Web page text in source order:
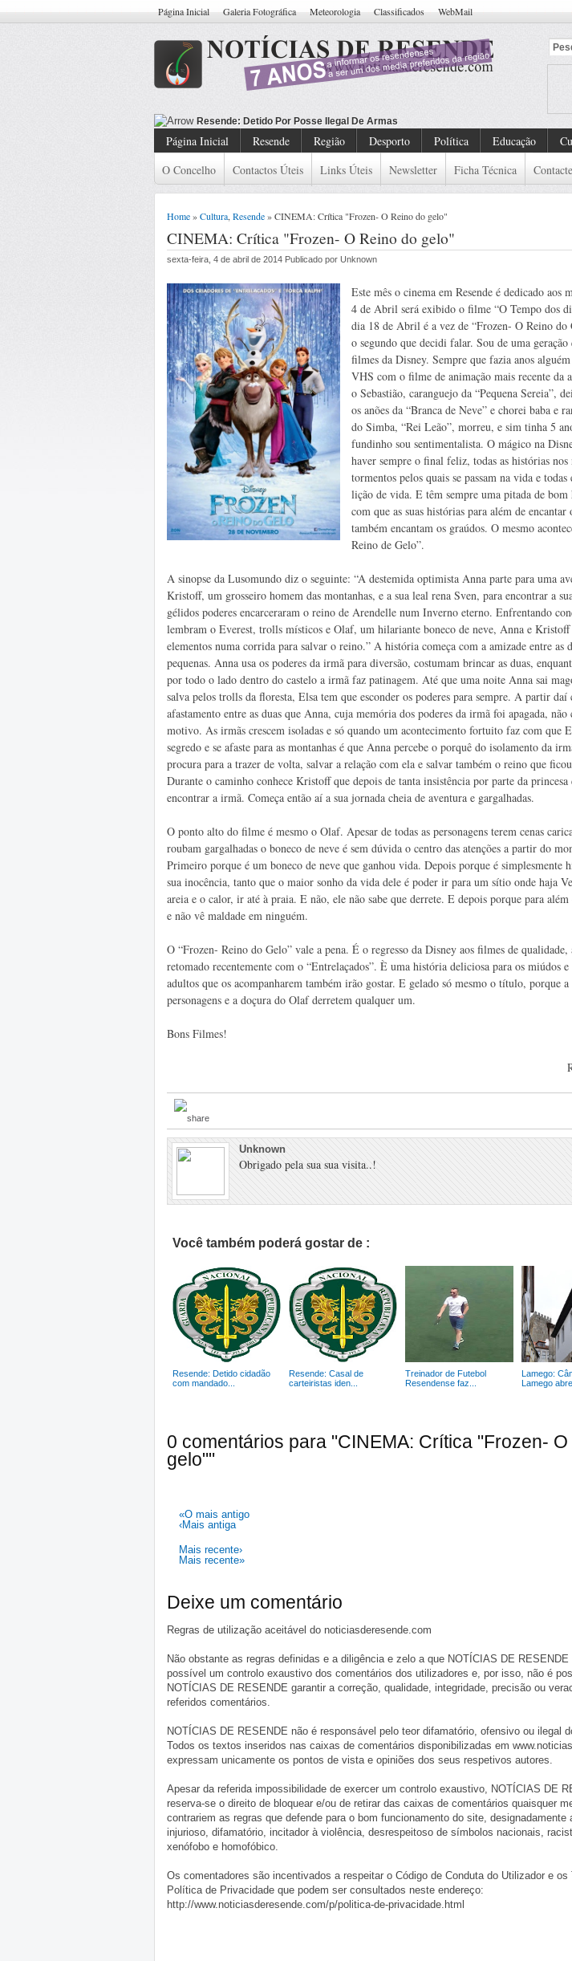
Página Inicial Galeria Fotográfica Meteorologia Classificados WebMail
Resende: D
Página Inicial Resende Região Desporto Política Educação
O Concelho
Contactos Úteis Links Úteis Newsletter Ficha Técnica
Home»Cultura Resende» CINEMA: Crítica "Frozen- O Reino do gelo"
CINEMA: Crítica "Frozen- O Reino do gelo"
sexta-feira, 4 de abril de 2014 Publicado por Unknown
Este mês o cinema em Resende é dedicado aos
4 de Abril será exibido o filme “O Tempo dos
dia 18 de Abril é a vez de “Frozen- O Reino do
o segundo que decidi falar. Sou de uma geração
filmes da Disney. Sempre que fazia anos
VHS com o filme de animação mais recente da
o Sebastião, caranguejo da “Pequena Sereia”,
os anões da “Branca de Neve” e chorei baba e
do Simba, “Rei Leão”, morreu, e sim tinha 5
fundinho sou sentimentalista. O mágico na
haver sempre o final feliz, todas as histórias nos
tormentos pelos quais se passam na vida e todas
lição de vida. E têm sempre uma pitada de
com que as suas histórias para além de encantar
também encantam os graúdos. O mesmo
Reino de Gelo”.
A sinopse da Lusomundo diz o seguinte: “A destemida optimista Anna parte para uma
Kristoff, um grosseiro homem das montanhas, e a sua leal rena Sven, para encontrar a
gélidos poderes encarceraram o reino de Arendelle num Inverno eterno. Enfrentando
lembram o Everest, trolls místicos e Olaf, um hilariante boneco de neve, Anna e
elementos numa corrida para salvar o reino.” A história começa com a amizade entre as
pequenas. Anna usa os poderes da irmã para diversão, costumam brincar as duas,
por todo o lado dentro do castelo a irmã faz patinagem. Até que uma noite Anna sai
salva pelos trolls da floresta, Elsa tem que esconder os poderes para sempre. A partir daí
afastamento entre as duas que Anna, cuja memória dos poderes da irmã foi apagada, não
motivo. As irmãs crescem isoladas e só quando um acontecimento fortuito faz com que
segredo e se afaste para as montanhas é que Anna percebe o porquê do isolamento da
procura para a trazer de volta, salvar a relação com ela e salvar também o reino que
Durante o caminho conhece Kristoff que depois de tanta insistência por parte da princesa
encontrar a irmã. Começa então aí a sua jornada cheia de aventura e gargalhadas.
O ponto alto do filme é mesmo o Olaf. Apesar de todas as personagens terem cenas
roubam gargalhadas o boneco de neve é sem dúvida o centro das atenções a partir do
Primeiro porque é um boneco de neve que ganhou vida. Depois porque é simplesmente
sua inocência, tanto que o maior sonho da vida dele é poder ir para um sítio onde haja
areia e o calor, ir até à praia. E não, ele não sabe que derrete. E depois porque para
e não vê maldade em ninguém.
O “Frozen- Reino do Gelo” vale a pena. É o regresso da Disney aos filmes de
retomado recentemente com o “Entrelaçados”. È uma história deliciosa para os miúdos e
adultos que os acompanharem também irão gostar. E gelado só mesmo o título, porque a
personagens e a doçura do Olaf derretem qualquer um.
Bons Filmes!
Unknown
Obrigado pela sua sua visita..!
Você também poderá gostar de :
Resende: Detido cidadão
com mandado...
Resende: Casal de
carteiristas iden...
Treinador de Futebol
Resendense faz...
Lamego:
Lamego abre
0 comentários para "CINEMA: Crítica "Frozen-
gelo""
«O mais antigo
‹Mais antiga
Mais recente›
Mais recente»
Deixe um comentário
Regras de utilização aceitável do noticiasderesende.com
Não obstante as regras definidas e a diligência e zelo a que NOTÍCIAS DE
possível um controlo exaustivo dos comentários dos utilizadores e, por isso, não é
NOTÍCIAS DE RESENDE garantir a correção, qualidade, integridade, precisão ou
referidos comentários.
NOTÍCIAS DE RESENDE não é responsável pelo teor difamatório, ofensivo ou ilegal
Todos os textos inseridos nas caixas de comentários disponibilizadas em
expressam unicamente os pontos de vista e opiniões dos seus respetivos autores.
Apesar da referida impossibilidade de exercer um controlo exaustivo, NOTÍCIAS DE
reserva-se o direito de bloquear e/ou de retirar das caixas de comentários quaisquer
contrariem as regras que defende para o bom funcionamento do site, designadamente
injurioso, difamatório, incitador à violência, desrespeitoso de símbolos nacionais,
xenófobo e homofóbico.
Os comentadores são incentivados a respeitar o Código de Conduta do Utilizador e os
Política de Privacidade que podem ser consultados neste endereço:
http://www.noticiasderesende.com/p/politica-de-privacidade.html